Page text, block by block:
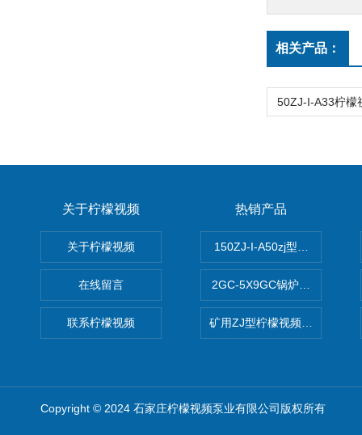
相关产品：
关于柠檬视频
关于柠檬视频
在线留言
联系柠檬视频
热销产品
150ZJ-I-A50zj型柠檬视频
2GC-5X9GC锅炉给水泵 给水
矿用ZJ型柠檬视频app污版下
Copyright © 2024 石家庄柠檬视频泵业有限公司版权所有